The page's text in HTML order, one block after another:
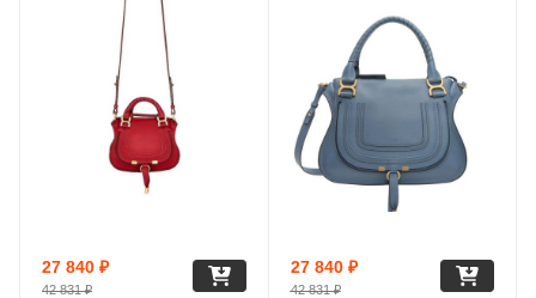
27 840 ₽
42 831₽
27 840₽
42 831₽